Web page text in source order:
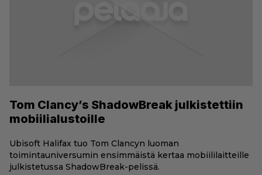
Tom Clancy’s ShadowBreak julkistettiin
mobiilialustoille
Ubisoft Halifax tuo Tom Clancyn luoman
toimintauniversumin ensimmäistä kertaa mobiililaitteille
julkistetussa ShadowBreak-pelissä.